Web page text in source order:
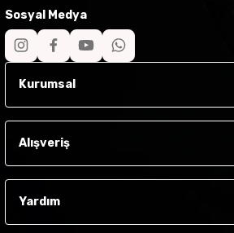
Sosyal Medya
Kurumsal
Alışveriş
Yardım